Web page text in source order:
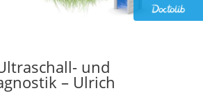
und
– Ulrich